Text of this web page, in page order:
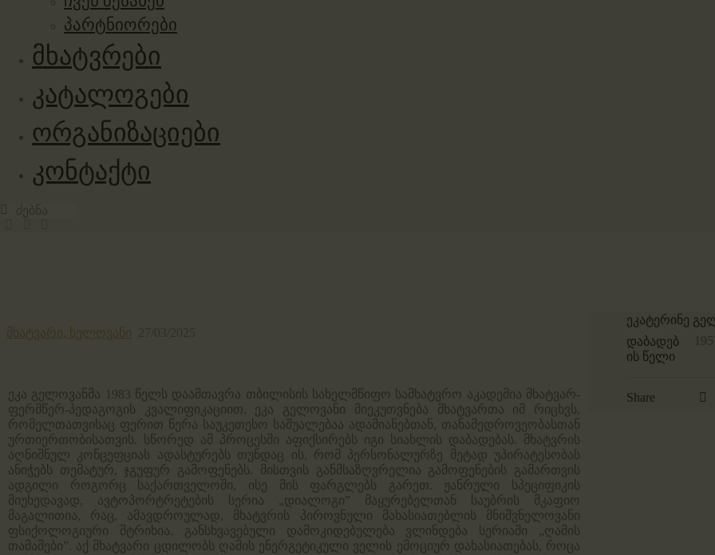
პარტნიორები
მხატვრები
კატალოგები
ორგანიზაციები
კონტაქტი
მხატვარი, ხელოვანი
ეკა გელოვანმა 1983 წელს დაამთავრა თბილისის სახელმწიფო სამხატვრო აკადემია მხატვარ-
ფერმწერ-პედაგოგის კვალიფიკაციით. ეკა გელოვანი მიეკუთვნება მხატვართა იმ რიცხვს,
რომელთათვისაც ფერით წერა საუკეთესო საშუალებაა ადამიანებთან, თანამედროვეობასთან
ურთიერთობისათვის. სწორედ ამ პროცესში აფიქსირებს იგი სიახლის დაბადებას. მხატვრის
აღნიშნულ კონცეფციას ადასტურებს თუნდაც ის, რომ პერსონალურზე მეტად უპირატესობას
ანიჭებს თემატურ, ჯგუფურ გამოფენებს. მისთვის განმსაზღვრელია გამოფენების გამართვის
ადგილი როგორც საქართველოში, ისე მის ფარგლებს გარეთ. ჟანრული სპეციფიკის
მიუხედავად, ავტოპორტრეტების სერია „დიალოგი” მაყურებელთან საუბრის მკაფიო
მაგალითია, რაც, ამავდროულად, მხატვრის პიროვნული მახასიათებლის მნიშვნელოვანი
ფსიქოლოგიური შტრიხია. განსხვავებული დამოკიდებულება ვლინდება სერიაში „ღამის
თამაშები”. აქ მხატვარი ცდილობს ღამის ენერგეტიკული ველის ემოციურ დახასიათებას, როცა
ეკატერინე
დაბადებ
ის წელი
Share